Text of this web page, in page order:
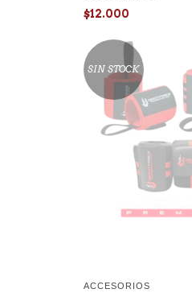
$12.000
SIN STOCK
ACCESORIOS